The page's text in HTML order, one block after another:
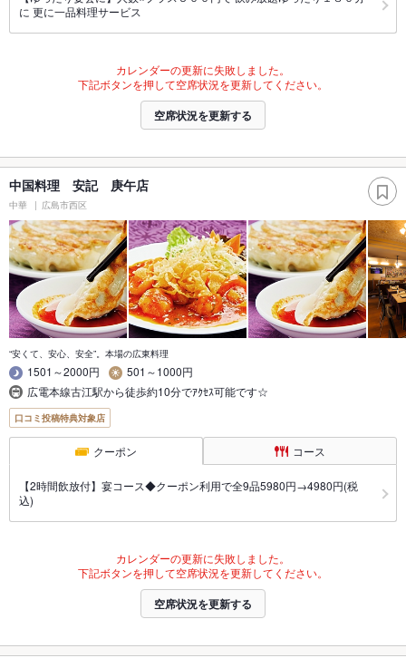
に 更に一品料理サービス
カレンダーの更新に失敗しました。
下記ボタンを押して空席状況を更新してください。
空席状況を更新する
中国料理 安記 庚午店
中華 広島市西区
“安くて、安心、安全”。本場の広東料理
1501～2000円
501～1000円
広電本線古江駅から徒歩約10分でｱｸｾｽ可能です☆
口コミ投稿特典対象店
クーポン コース
【2時間飲放付】宴コース◆クーポン利用で全9品5980円→4980円(税
込)
カレンダーの更新に失敗しました。
下記ボタンを押して空席状況を更新してください。
空席状況を更新する